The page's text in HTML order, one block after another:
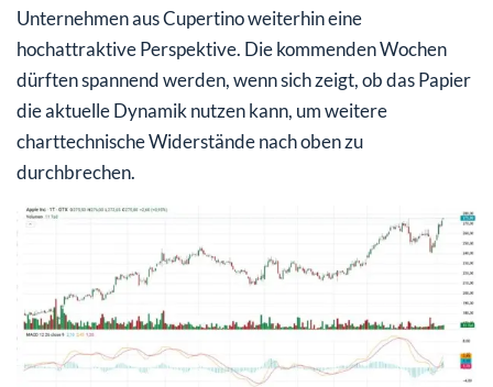
Unternehmen aus Cupertino weiterhin eine
hochattraktive Perspektive. Die kommenden Wochen
dürften spannend werden, wenn sich zeigt, ob das Papier
die aktuelle Dynamik nutzen kann, um weitere
charttechnische Widerstände nach oben zu
durchbrechen.